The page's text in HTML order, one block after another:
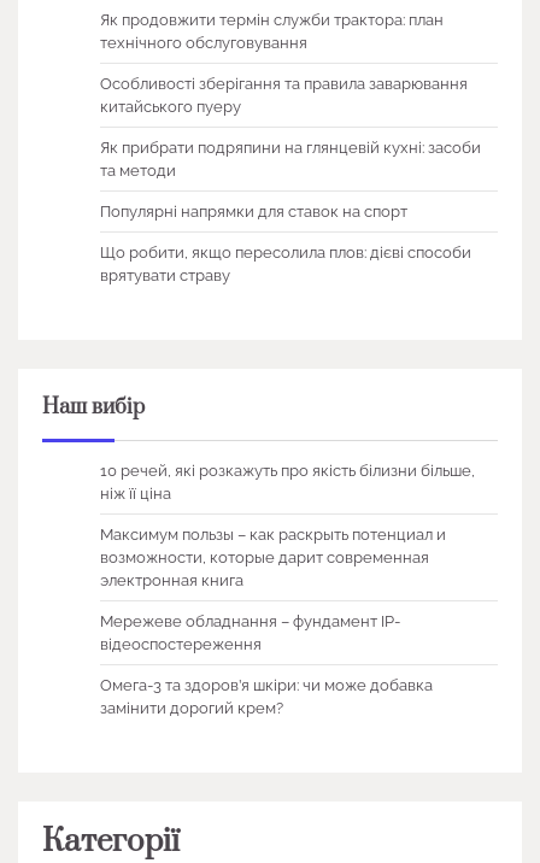
Як продовжити термін служби трактора: план
технічного обслуговування
Особливості зберігання та правила заварювання
китайського пуеру
Як прибрати подряпини на глянцевій кухні: засоби
та методи
Популярні напрямки для ставок на спорт
Що робити, якщо пересолила плов: дієві способи
врятувати страву
Наш вибір
10 речей, які розкажуть про якість білизни більше,
ніж її ціна
Максимум пользы – как раскрыть потенциал и
возможности, которые дарит современная
электронная книга
Мережеве обладнання – фундамент IP-
відеоспостереження
Омега-3 та здоров’я шкіри: чи може добавка
замінити дорогий крем?
Категорії